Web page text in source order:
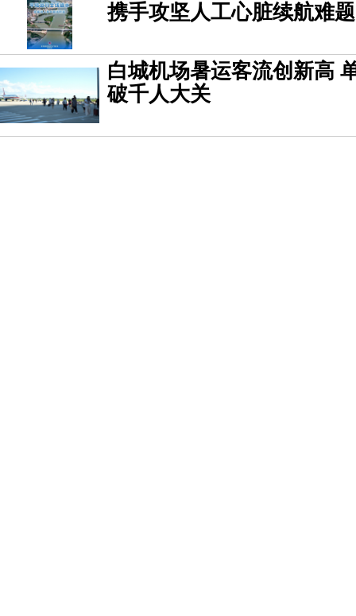
携手攻坚人工心脏续航难题
白城机场暑运客流创新高
破千人大关